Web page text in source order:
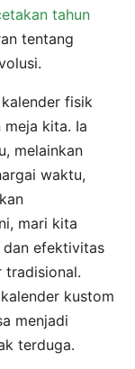
tahun
tentang
fisik
kita. Ia
melainkan
waktu,
mari kita
dan efektivitas
tradisional.
kustom
menjadi
terduga.